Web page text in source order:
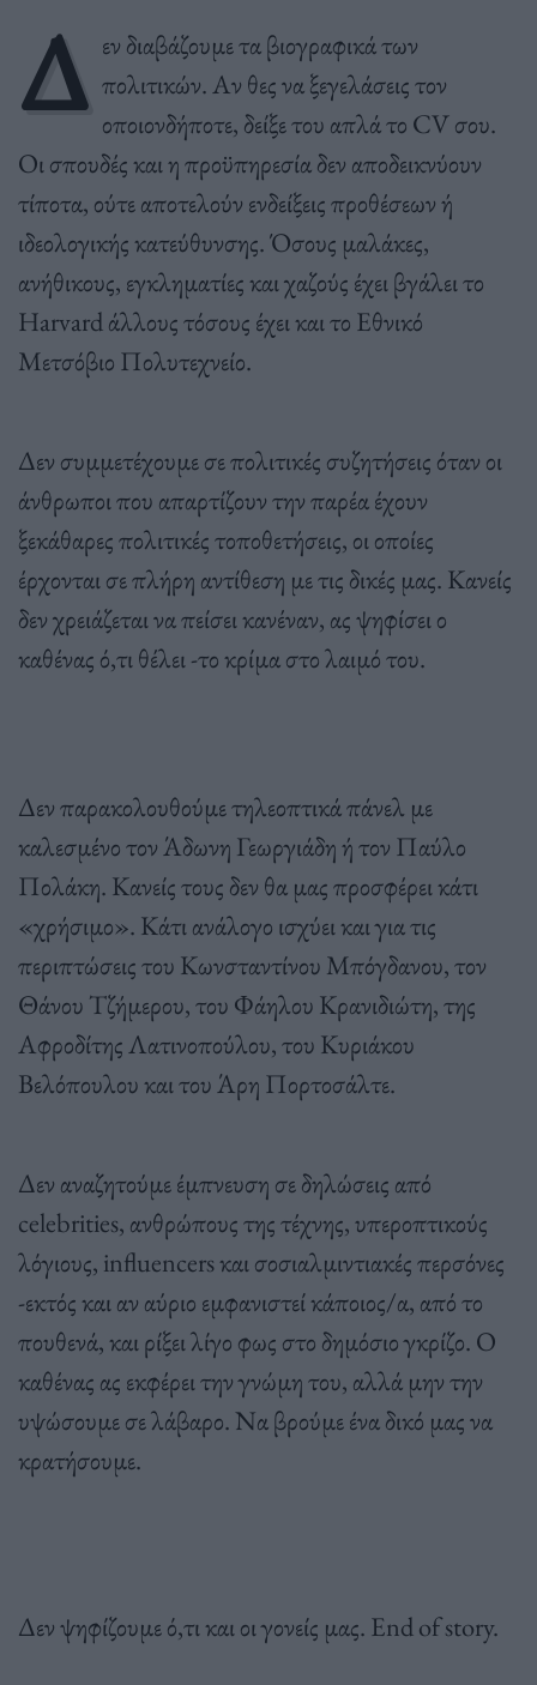
Δ εν διαβάζουμε τα βιογραφικά των
πολιτικών. Αν θες να ξεγελάσεις τον
οποιονδήποτε, δείξε του απλά το CV σου.
Οι σπουδές και η προϋπηρεσία δεν αποδεικνύουν
τίποτα, ούτε αποτελούν ενδείξεις προθέσεων ή
ιδεολογικής κατεύθυνσης. Όσους μαλάκες,
ανήθικους, εγκληματίες και χαζούς έχει βγάλει το
Harvard άλλους τόσους έχει και το Εθνικό
Μετσόβιο Πολυτεχνείο.
Δεν συμμετέχουμε σε πολιτικές συζητήσεις όταν οι
άνθρωποι που απαρτίζουν την παρέα έχουν
ξεκάθαρες πολιτικές τοποθετήσεις, οι οποίες
έρχονται σε πλήρη αντίθεση με τις δικές μας. Κανείς
δεν χρειάζεται να πείσει κανέναν, ας ψηφίσει ο
καθένας ό,τι θέλει -το κρίμα στο λαιμό του.
Δεν παρακολουθούμε τηλεοπτικά πάνελ με
καλεσμένο τον Άδωνη Γεωργιάδη ή τον Παύλο
Πολάκη. Κανείς τους δεν θα μας προσφέρει κάτι
«χρήσιμο». Κάτι ανάλογο ισχύει και για τις
περιπτώσεις του Κωνσταντίνου Μπόγδανου, τον
Θάνου Τζήμερου, του Φάηλου Κρανιδιώτη, της
Αφροδίτης Λατινοπούλου, του Κυριάκου
Βελόπουλου και του Άρη Πορτοσάλτε.
Δεν αναζητούμε έμπνευση σε δηλώσεις από
celebrities, ανθρώπους της τέχνης, υπεροπτικούς
λόγιους, influencers και σοσιαλμιντιακές περσόνες
-εκτός και αν αύριο εμφανιστεί κάποιος/α, από το
πουθενά, και ρίξει λίγο φως στο δημόσιο γκρίζο. Ο
καθένας ας εκφέρει την γνώμη του, αλλά μην την
υψώσουμε σε λάβαρο. Να βρούμε ένα δικό μας να
κρατήσουμε.
Δεν ψηφίζουμε ό,τι και οι γονείς μας. End of story.